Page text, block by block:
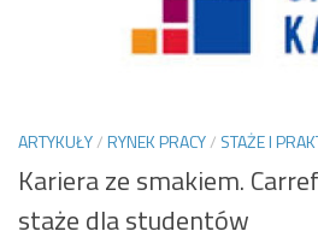
ARTYKUŁY/RYNEK PRACY/ STAŻE I
Kariera ze smakiem.
staże dla studentów